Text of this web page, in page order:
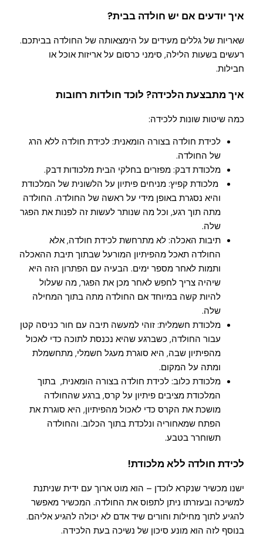
איך יודעים אם יש חולדה בבית?
שאריות של גללים מעידים על הימצאותה של החולדה בביתכם.
רעשים בשעות הלילה, סימני כרסום על אריזות אוכל או
חבילות.
איך מתבצעת הלכידה? לוכד חולדות רחובות
כמה שיטות שונות ללכידה:
לכידת חולדה בצורה הומאנית: לכידת חולדה ללא הרג
של החולדה.
מלכודת דבק: מפזרים בחלקי הבית מלכודות דבק.
מלכודת קפיץ: מניחים פיתיון על הלשונית של המלכודת
והיא נסגרת באופן מידי על ראשה של החולדה. החולדה
מתה תוך רגע, וכל מה שנותר לעשות זה לפנות את הפגר
שלה.
תיבות האכלה: לא מתרחשת לכידת חולדה, אלא
החולדה תאכל מהפיתיון המורעל שבתוך תיבת ההאכלה
ותמות לאחר מספר ימים. הבעיה עם הפתרון הזה היא
שיהיה צריך לחפש לאחר מכן את הפגר, מה שעלול
להיות קשה במיוחד אם החולדה מתה בתוך המחילה
שלה.
מלכודת חשמלית: זוהי למעשה תיבה עם חור כניסה קטן
עבור החולדה, כשברגע שהיא נכנסת לתוכה כדי לאכול
מהפיתיון שבה, היא סוגרת מעגל חשמלי, מתחשמלת
ומתה על המקום.
מלכודת כלוב: לכידת חולדה בצורה הומאנית, בתוך
המלכודת מציבים פיתיון על קרס, ברגע שהחולדה
מושכת את הקרס כדי לאכול מהפיתיון, היא סוגרת את
הפתח שמאחוריה ונלכדת בתוך הכלוב. והחולדה
תשוחרר בטבע.
לכידת חולדה ללא מלכודת!
ישנו מכשיר שנקרא לוכדן – הוא מוט ארוך עם ידית שניתנת
למשיכה ובעזרתו ניתן לתפוס את החולדה. המכשיר מאפשר
להגיע לתוך מחילות וחורים שיד אדם לא יכולה להגיע אליהם.
בנוסף לזה הוא מונע סיכון של נשיכה בעת הלכידה.